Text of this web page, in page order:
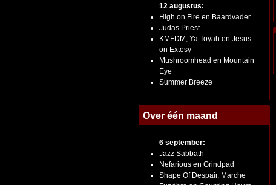
12 augustus:
High on Fire en Baardvader
Judas Priest
KMFDM, Ya Toyah en Jesus
on Extesy
Mushroomhead en Mountain
Eye
Summer Breeze
Over één maand
6 september:
Jazz Sabbath
Nefarious en Grindpad
Shape Of Despair, Marche